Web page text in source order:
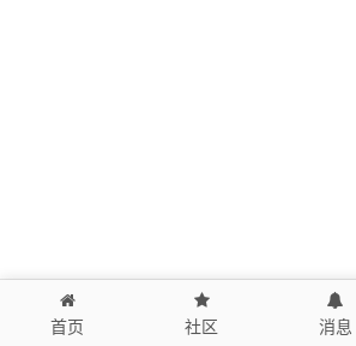
首页 社区 消息